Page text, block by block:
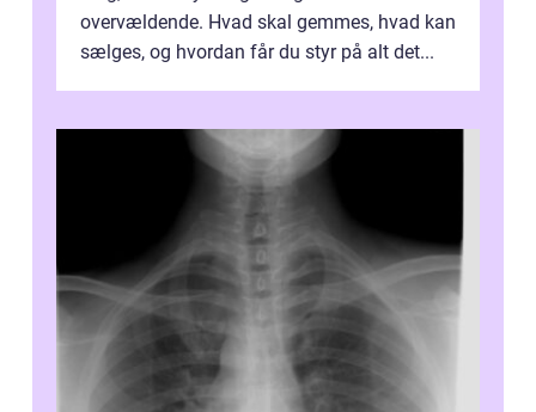
overvældende. Hvad skal gemmes, hvad kan
sælges, og hvordan får du styr på alt det...